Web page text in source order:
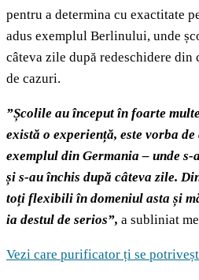
pentru a determina cu exactitate
adus exemplul Berlinului, unde
câteva zile după redeschidere din
de cazuri.
”Școlile au început în foarte
există o experiență, este vorba
exemplul din Germania – unde
și s-au închis după câteva zile.
toți flexibili în domeniul asta și
ia destul de serios”, a subliniat
Vezi care purificator ți se